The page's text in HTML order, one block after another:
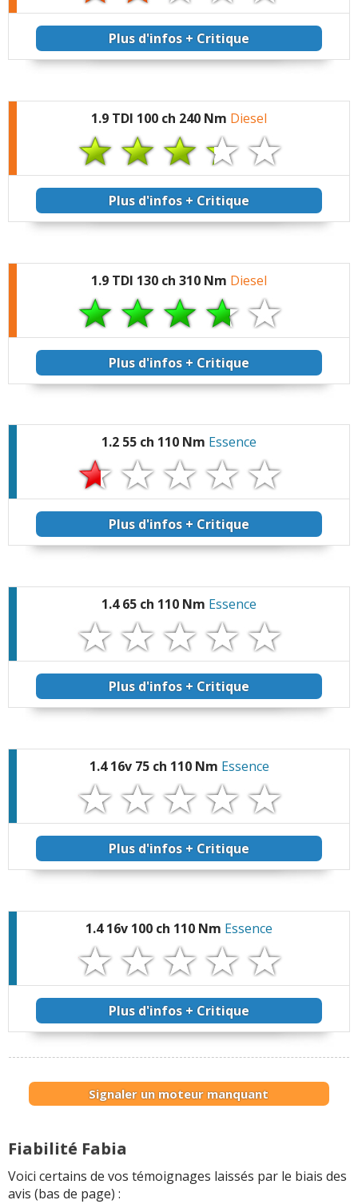
Plus d'infos + Critique
1.9 TDI 100 ch 240 Nm Diesel
Plus d'infos + Critique
1.9 TDI 130 ch 310 Nm Diesel
Plus d'infos + Critique
1.2 55 ch 110 Nm Essence
Plus d'infos + Critique
1.4 65 ch 110 Nm Essence
Plus d'infos + Critique
1.4 16v 75 ch 110 Nm Essence
Plus d'infos + Critique
1.4 16v 100 ch 110 Nm Essence
Plus d'infos + Critique
Signaler un moteur manquant
Fiabilité Fabia
Voici certains de vos témoignages laissés par le biais des
avis (bas de page) :